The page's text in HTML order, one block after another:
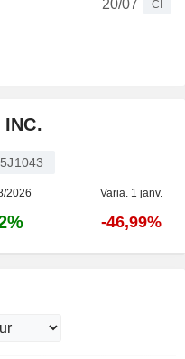
20/07 CI
INC.
2026 Varia. 1 janv.
-46,99%